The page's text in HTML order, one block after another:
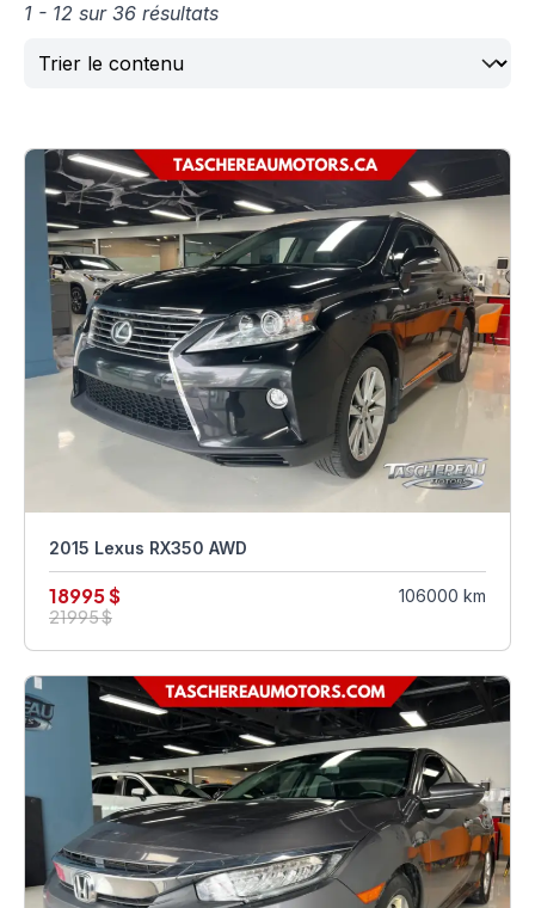
1 - 12 sur 36 résultats
Trier
2015 Lexus RX350 AWD
18995 $
21995 $
106000 km